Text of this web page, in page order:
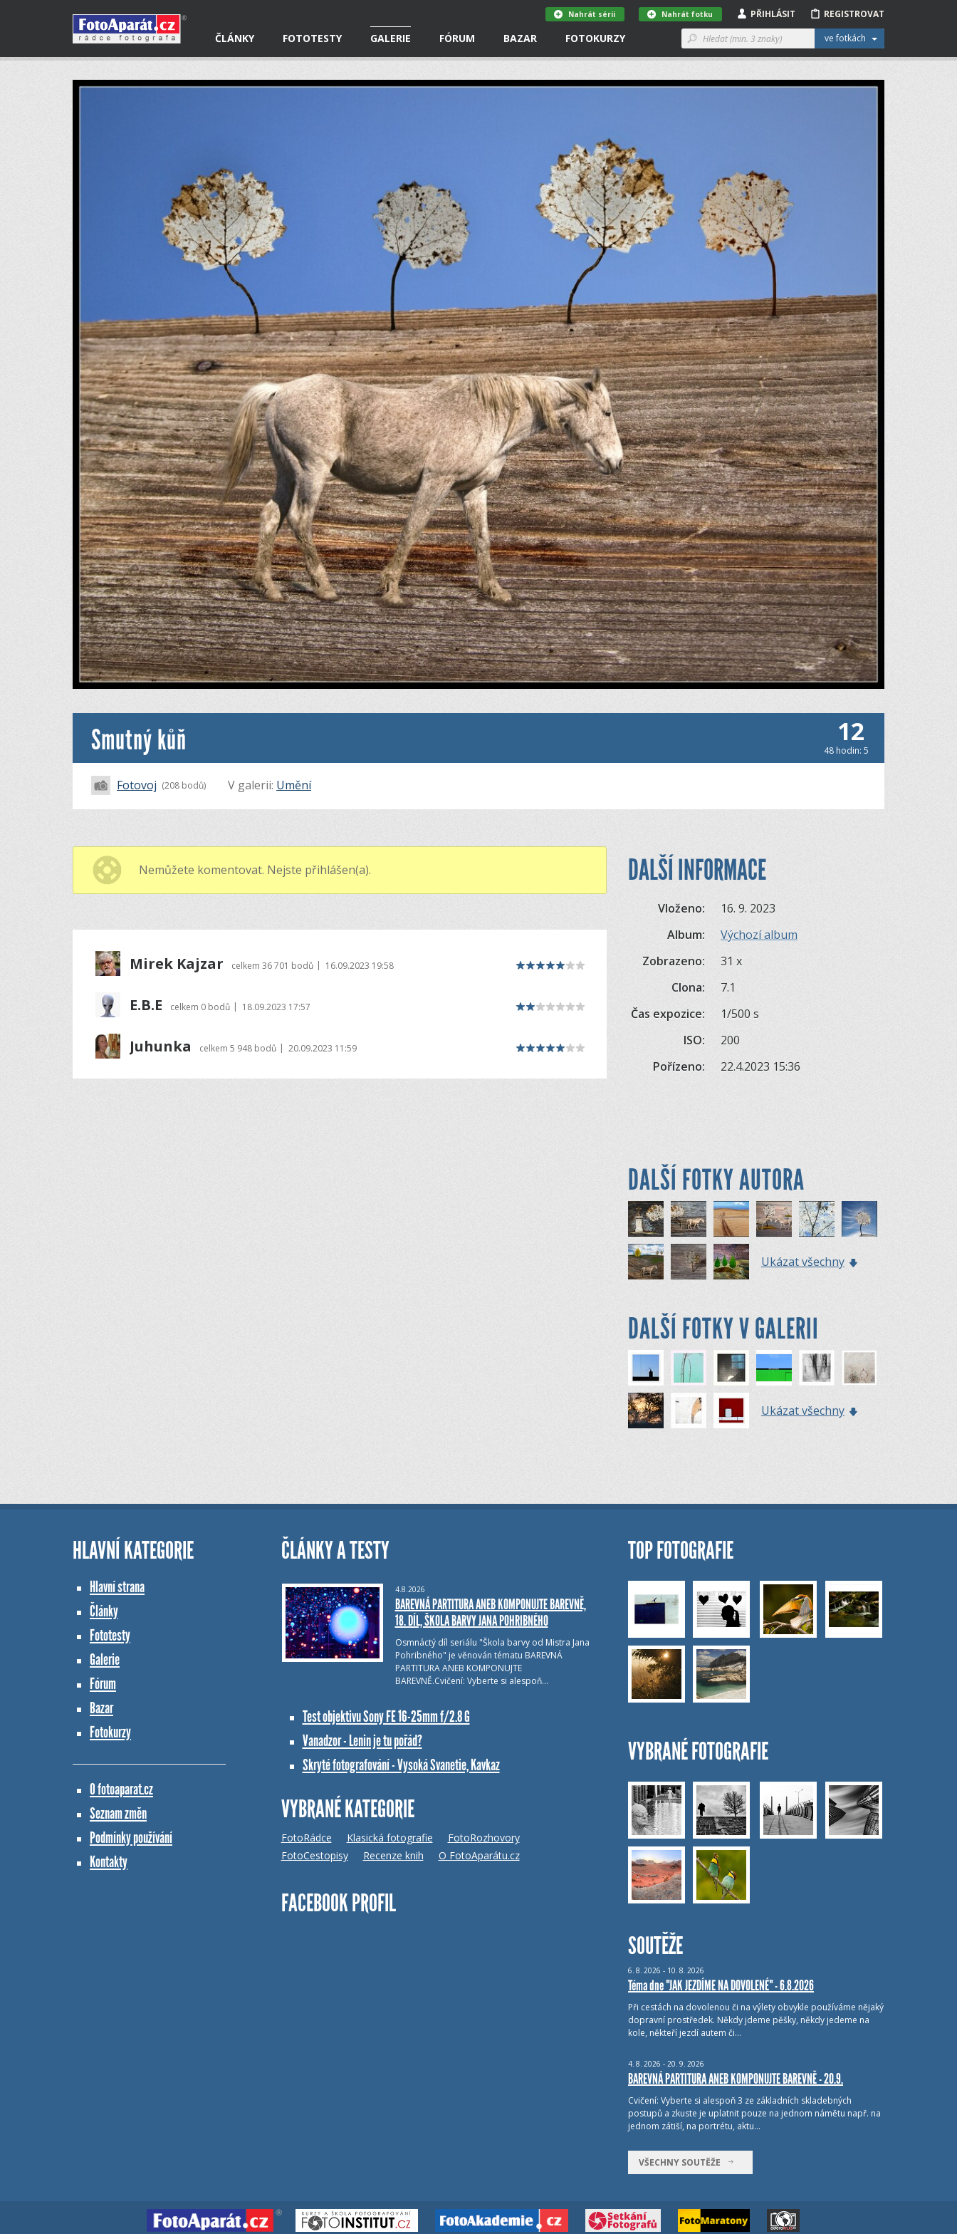
ČLÁNKY FOTOTESTY GALERIE FÓRUM BAZAR FOTOKURZY ve fotkách
REGISTROVAT
PŘIHLÁSIT
Nahrát fotku
Nahrát sérii
Smutný kůň 12
48 hodin: 5
Fotovoj (208 bodů) V galerii: Umění
Nemůžete komentovat. Nejste přihlášen(a).
Mirek Kajzar celkem 36 701 bodů | 16.09.2023 19:58
E.B.E celkem 0 bodů | 18.09.2023 17:57
Juhunka celkem 5 948 bodů | 20.09.2023 11:59
DALŠÍ INFORMACE
Vloženo:
16. 9. 2023
Album:
Výchozí album
Zobrazeno:
31 x
Clona:
7.1
Čas expozice:
1/500 s
ISO:
200
Pořízeno:
22.4.2023 15:36
DALŠÍ FOTKY AUTORA
Ukázat všechny
DALŠÍ FOTKY V GALERII
Ukázat všechny
HLAVNÍ KATEGORIE
Hlavní strana
Články
Fototesty
Galerie
Fórum
Bazar
Fotokurzy
O fotoaparat.cz
Seznam změn
Podmínky používání
Kontakty
ČLÁNKY A TESTY
4.8.2026
BAREVNÁ PARTITURA ANEB KOMPONUJTE BAREVNĚ,
18. DÍL, ŠKOLA BARVY JANA POHRIBNÉHO
Osmnáctý díl seriálu "Škola barvy od Mistra Jana
Pohribného" je věnován tématu BAREVNÁ
PARTITURA ANEB KOMPONUJTE
BAREVNĚ.Cvičení: Vyberte si alespoň…
Test objektivu Sony FE 16-25mm f/2.8 G
Vanadzor - Lenin je tu pořád?
Skryté fotografování - Vysoká Svanetie, Kavkaz
VYBRANÉ KATEGORIE
FotoRádce Klasická fotografie
FotoRozhovory
FotoCestopisy
Recenze knih O FotoAparátu.cz
FACEBOOK PROFIL
TOP FOTOGRAFIE
VYBRANÉ FOTOGRAFIE
SOUTĚŽE
6. 8. 2026 - 10. 8. 2026
Téma dne "JAK JEZDÍME NA DOVOLENÉ" - 6.8.2026
Při cestách na dovolenou či na výlety obvykle používáme nějaký
dopravní prostředek. Někdy jdeme pěšky, někdy jedeme na
kole, někteří jezdí autem či…
4. 8. 2026 - 20. 9. 2026
BAREVNÁ PARTITURA ANEB KOMPONUJTE BAREVNĚ - 20.9.
Cvičení: Vyberte si alespoň 3 ze základních skladebných
postupů a zkuste je uplatnit pouze na jednom námětu např. na
jednom zátiší, na portrétu, aktu…
VŠECHNY SOUTĚŽE